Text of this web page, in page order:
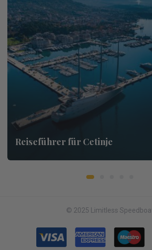
Reiseführer für Cetinje
© 2025 Limitless